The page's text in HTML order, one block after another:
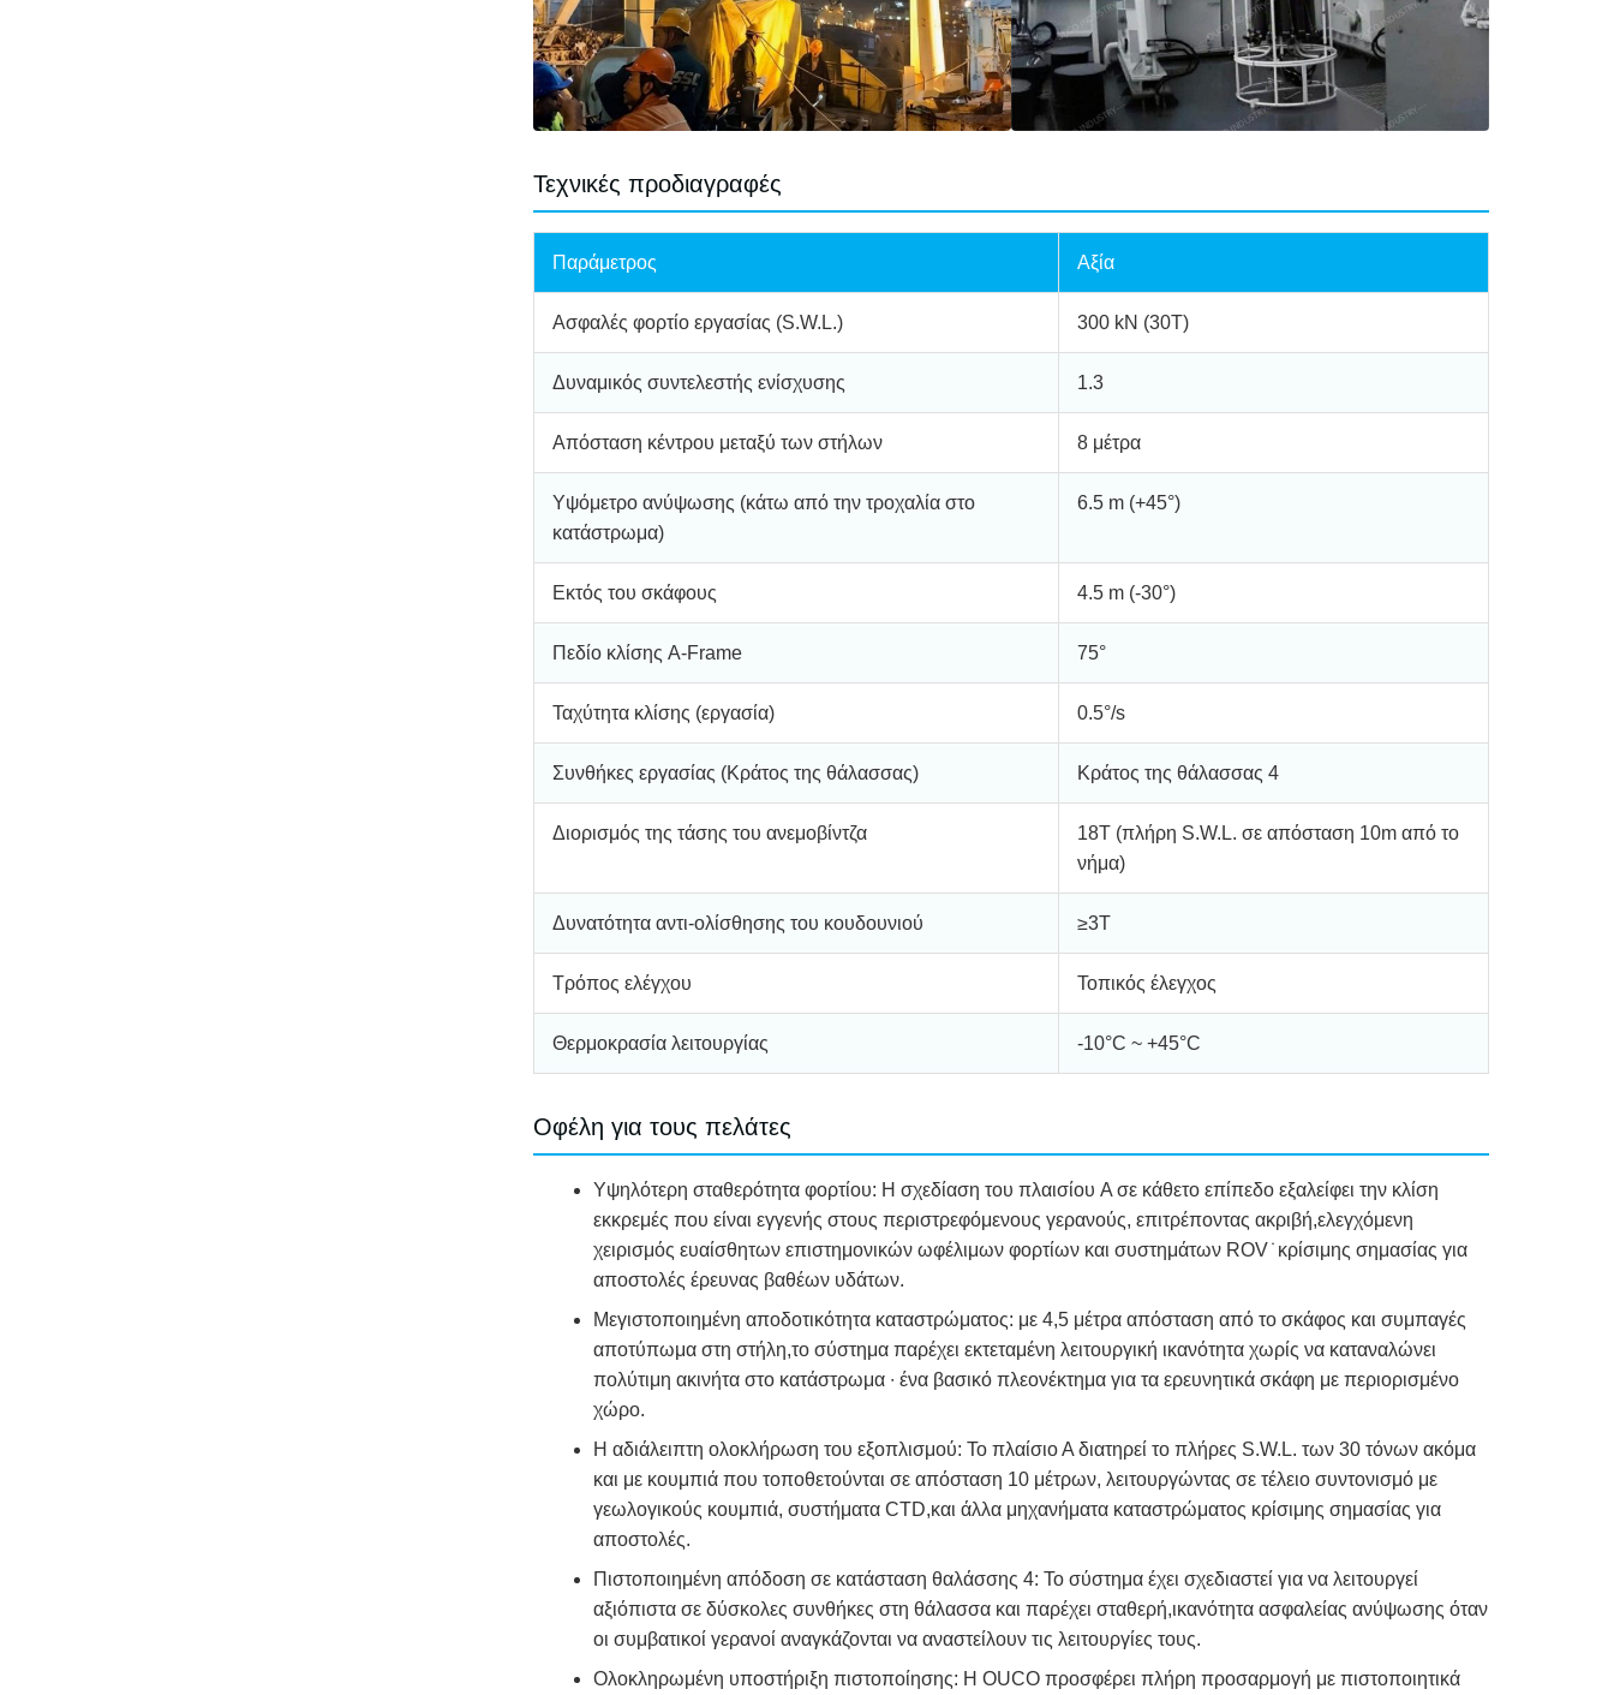
Τεχνικές προδιαγραφές
Παράμετρος Αξία
Ασφαλές φορτίο εργασίας (S.W.L.) 300 kN (30T)
Δυναμικός συντελεστής ενίσχυσης 1.3
Απόσταση κέντρου μεταξύ των στήλων 8 μέτρα
Υψόμετρο ανύψωσης (κάτω από την τροχαλία στο
κατάστρωμα)
6.5 m (+45°)
Εκτός του σκάφους 4.5 m (-30°)
Πεδίο κλίσης A-Frame 75°
Ταχύτητα κλίσης (εργασία) 0.5°/s
Συνθήκες εργασίας (Κράτος της θάλασσας) Κράτος της θάλασσας 4
Διορισμός της τάσης του ανεμοβίντζα
18T (πλήρη S.W.L. σε απόσταση 10m από το
νήμα)
Δυνατότητα αντι-ολίσθησης του κουδουνιού ≥3T
Τρόπος ελέγχου Τοπικός έλεγχος
Θερμοκρασία λειτουργίας -10°C ~ +45°C
Οφέλη για τους πελάτες
Υψηλότερη σταθερότητα φορτίου: Η σχεδίαση του πλαισίου A σε κάθετο επίπεδο εξαλείφει την κλίση
εκκρεμές που είναι εγγενής στους περιστρεφόμενους γερανούς, επιτρέποντας ακριβή,ελεγχόμενη
χειρισμός ευαίσθητων επιστημονικών ωφέλιμων φορτίων και συστημάτων ROV ̇ κρίσιμης σημασίας για
αποστολές έρευνας βαθέων υδάτων.
Μεγιστοποιημένη αποδοτικότητα καταστρώματος: με 4,5 μέτρα απόσταση από το σκάφος και συμπαγές
αποτύπωμα στη στήλη,το σύστημα παρέχει εκτεταμένη λειτουργική ικανότητα χωρίς να καταναλώνει
πολύτιμη ακινήτα στο κατάστρωμα ∙ ένα βασικό πλεονέκτημα για τα ερευνητικά σκάφη με περιορισμένο
χώρο.
Η αδιάλειπτη ολοκλήρωση του εξοπλισμού: Το πλαίσιο Α διατηρεί το πλήρες S.W.L. των 30 τόνων ακόμα
και με κουμπιά που τοποθετούνται σε απόσταση 10 μέτρων, λειτουργώντας σε τέλειο συντονισμό με
γεωλογικούς κουμπιά, συστήματα CTD,και άλλα μηχανήματα καταστρώματος κρίσιμης σημασίας για
αποστολές.
Πιστοποιημένη απόδοση σε κατάσταση θαλάσσης 4: Το σύστημα έχει σχεδιαστεί για να λειτουργεί
αξιόπιστα σε δύσκολες συνθήκες στη θάλασσα και παρέχει σταθερή,ικανότητα ασφαλείας ανύψωσης όταν
οι συμβατικοί γερανοί αναγκάζονται να αναστείλουν τις λειτουργίες τους.
Ολοκληρωμένη υποστήριξη πιστοποίησης: Η OUCO προσφέρει πλήρη προσαρμογή με πιστοποιητικά